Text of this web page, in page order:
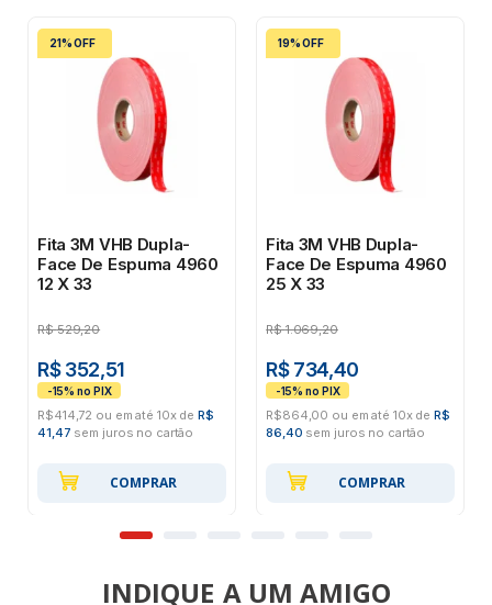
21% OFF
Fita 3M VHB Dupla-
Face De Espuma 4960
12 X 33
R$ 529,20
R$ 352,51
R$414,72 ou em até 10x deR$
41,47 sem juros no cartão
COMPRAR
19% OFF
Fita 3M VHB Dupla-
Face De Espuma 4960
25 X 33
R$ 1.069,20
R$ 734,40
R$864,00 ou em até 10x deR$
86,40 sem juros no cartão
COMPRAR
INDIQUE